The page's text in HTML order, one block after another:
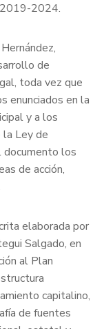
2019-2024.
de
toda vez que
enunciados en la
y a los
Ley de
documento los
de acción,
elaborada por
Salgado, en
al Plan
capitalino,
de fuentes